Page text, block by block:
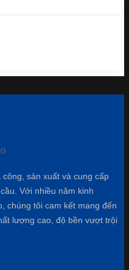
sản xuất và cung cấp
Với nhiều năm kinh
chúng tôi cam kết mang đến
lượng cao, độ bền vượt trội